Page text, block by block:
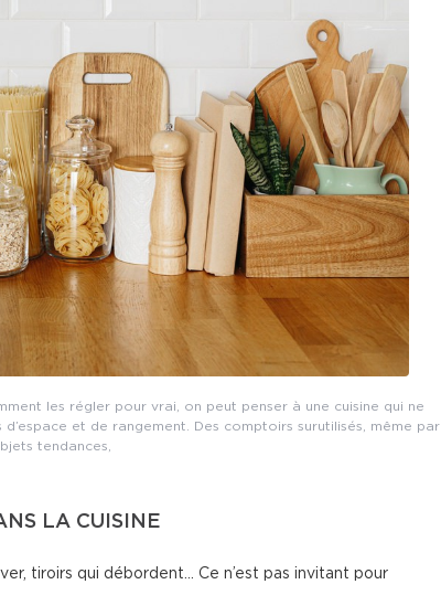
les régler pour vrai, on peut penser à une cuisine qui ne
et de rangement. Des comptoirs surutilisés, même par
tendances,
LA CUISINE
tiroirs qui débordent… Ce n’est pas invitant pour